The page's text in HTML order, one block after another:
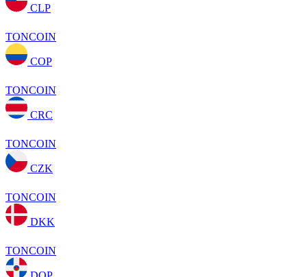
CLP
TONCOIN
COP
TONCOIN
CRC
TONCOIN
CZK
TONCOIN
DKK
TONCOIN